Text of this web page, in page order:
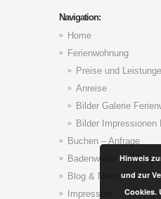
Navigation:
Home
Ferienwohnung
Preise und
Anreise
Bilder Galerie
Bilder Impressionen
Buchen – Anfrage
Badenweiler und
Blog & News
Impressum
Hinweis
und zur
Cookies.